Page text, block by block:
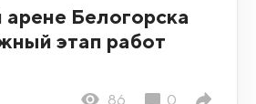
Белогорска
этап работ
86 0